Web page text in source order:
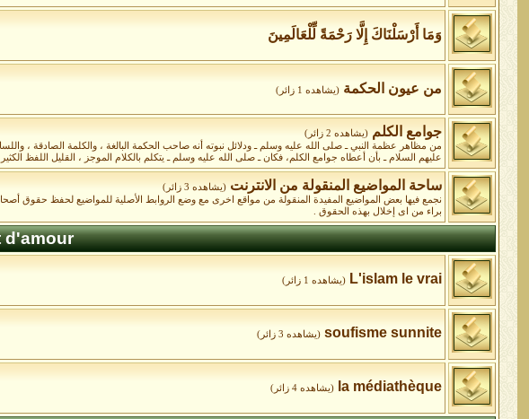
وَمَا أَرْسَلْنَاكَ إِلَّا رَحْمَةً لِّلْعَالَمِينَ
من عيون الحكمة (يشاهده 1 زائر)
جوامع الكلم (يشاهده 2 زائر)
من مظاهر عظمة النبي ـ صلى الله عليه وسلم ـ ودلائل نبوته أنه صاحب الحكمة البالغة ، والكلمة الصادقة ،
عليهم السلام ـ بأن أعطاه جوامع الكلم، فكان ـ صلى الله عليه وسلم ـ يتكلم بالكلام الموجز ، القليل اللفظ الكثير
ساحة المواضيع المنقولة من الانترنت (يشاهده 3 زائر)
نجمع فيها بعض المواضيع المفيدة المنقولة من مواقع اخرى مع وضع الروابط الأصلية للمواضيع لحفظ حقوق
براء من اى إخلال بهذه الحقوق .
d'amour
L'islam le vrai (يشاهده 1 زائر)
soufisme sunnite (يشاهده 3 زائر)
la médiathèque (يشاهده 4 زائر)